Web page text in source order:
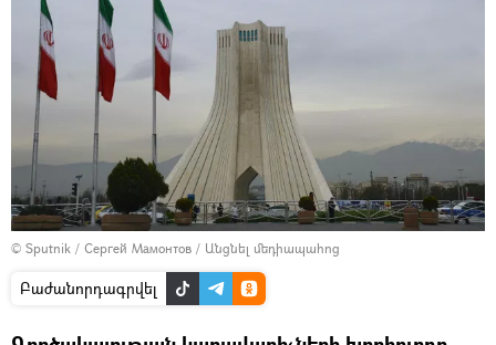
© Sputnik / Сергей Мамонтов / Անցնել մեդիապահոց
Բաժանորդագրվել